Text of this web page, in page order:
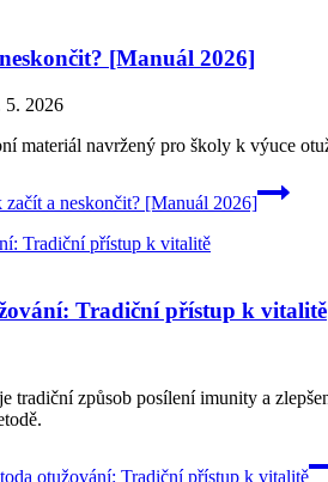
[Manuál 2026]
5. 2026
materiál navržený pro školy k výuce
začít a neskončit? [Manuál 2026]
Tradiční přístup k vitalitě
tradiční způsob posílení imunity a
otužování: Tradiční přístup k vitalitě